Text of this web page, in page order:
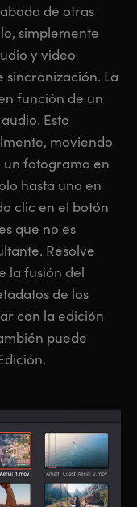
de otras
simplemente
y video
sincronización. La
función de un
Esto
moviendo
fotograma en
hasta uno en
clic en el botón
que no es
Resolve
la fusión del
de los
con la edición
puede